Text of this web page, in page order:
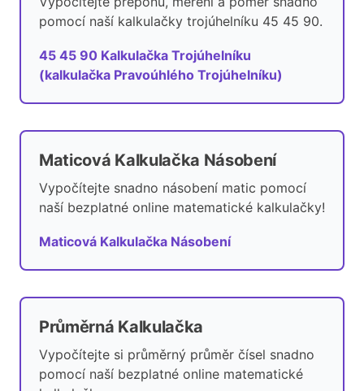
pomocí naší kalkulačky trojúhelníku 45 45 90.
45 45 90 Kalkulačka Trojúhelníku
(kalkulačka Pravoúhlého Trojúhelníku)
Maticová Kalkulačka Násobení
Vypočítejte snadno násobení matic pomocí
naší bezplatné online matematické kalkulačky!
Maticová Kalkulačka Násobení
Průměrná Kalkulačka
Vypočítejte si průměrný průměr čísel snadno
pomocí naší bezplatné online matematické